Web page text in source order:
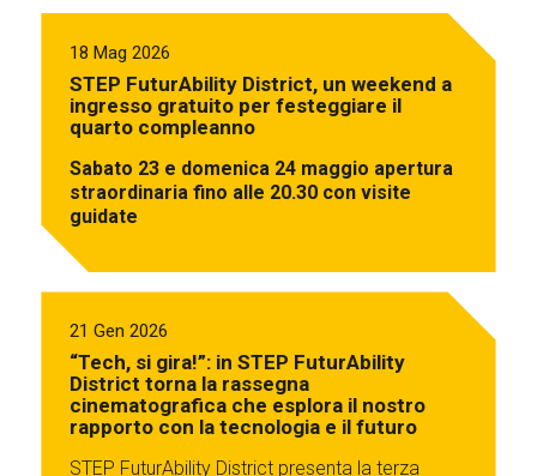
18 Mag 2026
STEP FuturAbility District, un weekend a
ingresso gratuito per festeggiare il
quarto compleanno
Sabato 23 e domenica 24 maggio apertura
straordinaria fino alle 20.30 con visite
guidate
21 Gen 2026
“Tech, si gira!”: in STEP FuturAbility
District torna la rassegna
cinematografica che esplora il nostro
rapporto con la tecnologia e il futuro
STEP FuturAbility District presenta la terza